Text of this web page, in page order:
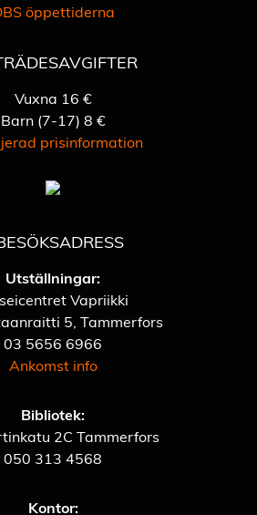
öppettiderna
Vuxna 16 €
Barn (7-17) 8 €
prisinformation
Utställningar:
Vapriikki
5, Tammerfors
03 5656 6966
Ankomst info
Bibliotek:
2C Tammerfors
050 313 4568
Kontor: